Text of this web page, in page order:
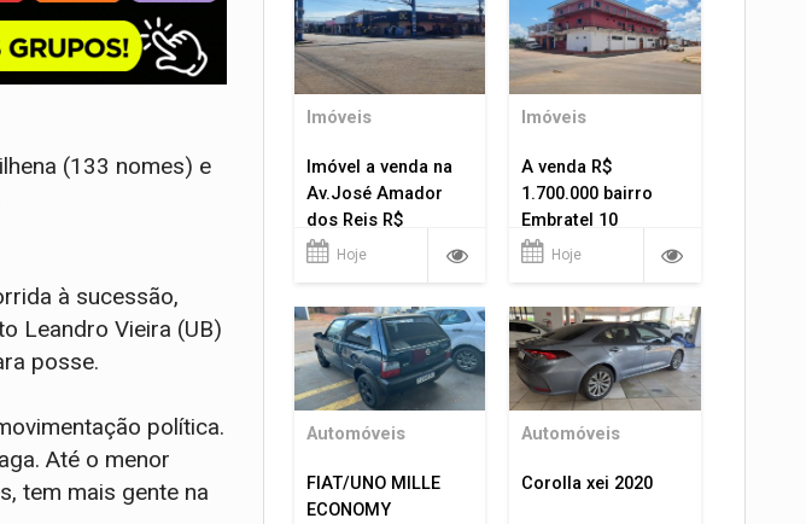
(133 nomes) e
à sucessão,
Leandro Vieira (UB)
posse.
política.
Até o menor
tem mais gente na
Imóveis
Imóvel a venda na
Av.José Amador
dos Reis R$
1.400.000
Hoje
Imóveis
A venda R$
1.700.000 bairro
Embratel 10
apartamentos!
Hoje
Automóveis
FIAT/UNO MILLE
ECONOMY
Automóveis
Corolla xei 2020